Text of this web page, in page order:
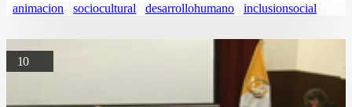
animacion sociocultural desarrollohumano inclusionsocial
10